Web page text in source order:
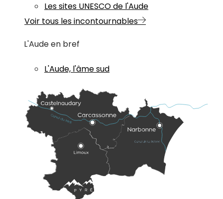
Les sites UNESCO de l'Aude
Voir tous les incontournables
L'Aude en bref
L'Aude, l'âme sud